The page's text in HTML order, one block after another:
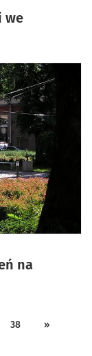
we
na
38 »